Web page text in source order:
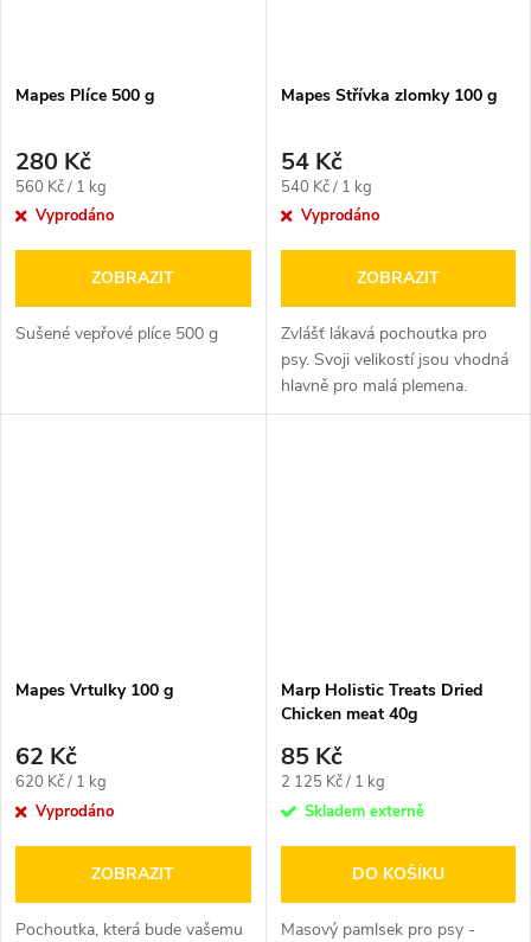
Mapes Plíce 500 g
280 Kč
Měrná
cena:
560 Kč / 1 kg
Vyprodáno
ZOBRAZIT
Sušené vepřové plíce 500 g
Mapes Střívka zlomky 100 g
54 Kč
Měrná
cena:
540 Kč / 1 kg
Vyprodáno
ZOBRAZIT
Zvlášť lákavá pochoutka pro
psy. Svoji velikostí jsou vhodná
hlavně pro malá plemena.
Vepřová střívka jsou šetrně...
Mapes Vrtulky 100 g
62 Kč
Měrná
cena:
620 Kč / 1 kg
Vyprodáno
ZOBRAZIT
Pochoutka, která bude vašemu
Marp Holistic Treats Dried
Chicken meat 40g
85 Kč
Měrná
cena:
2 125 Kč / 1 kg
Skladem externě
DO KOŠÍKU
Masový pamlsek pro psy -